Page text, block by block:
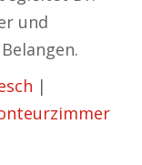
und
|